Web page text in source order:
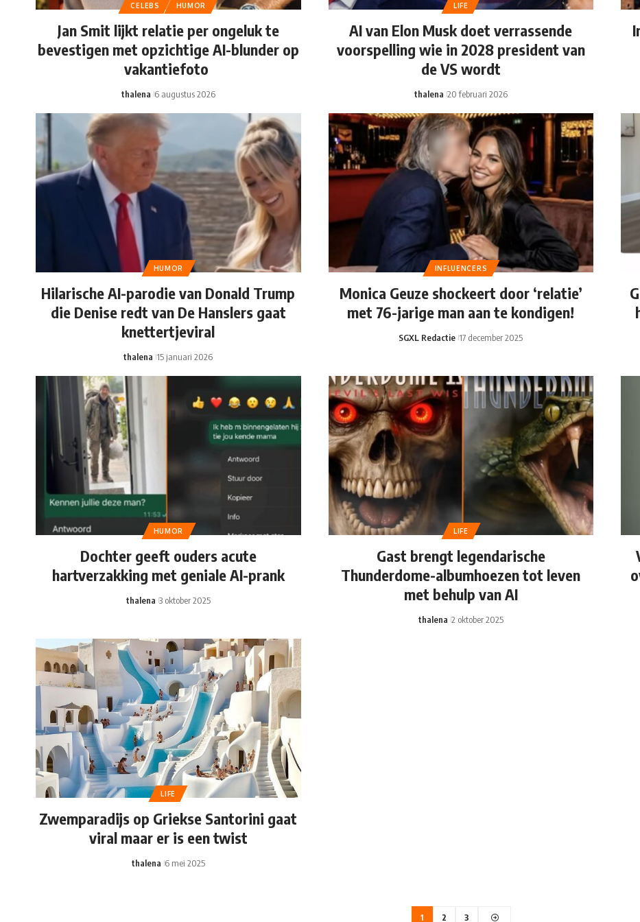
CELEBS HUMOR
Jan Smit lijkt relatie per ongeluk te
bevestigen met opzichtige AI-blunder op
vakantiefoto
thalena 6 augustus 2026
LIFE
AI van Elon Musk doet verrassende
voorspelling wie in 2028 president van
de VS wordt
thalena 20 februari 2026
HUMOR
Hilarische AI-parodie van Donald Trump
die Denise redt van De Hanslers gaat
knettertjeviral
thalena 15 januari 2026
INFLUENCERS
Monica Geuze shockeert door ‘relatie’
met 76-jarige man aan te kondigen!
SGXL Redactie 17 december 2025
HUMOR
Dochter geeft ouders acute
hartverzakking met geniale AI-prank
thalena 3 oktober 2025
LIFE
Gast brengt legendarische
Thunderdome-albumhoezen tot leven
met behulp van AI
thalena 2 oktober 2025
LIFE
Zwemparadijs op Griekse Santorini gaat
viral maar er is een twist
thalena 6 mei 2025
1 2 3